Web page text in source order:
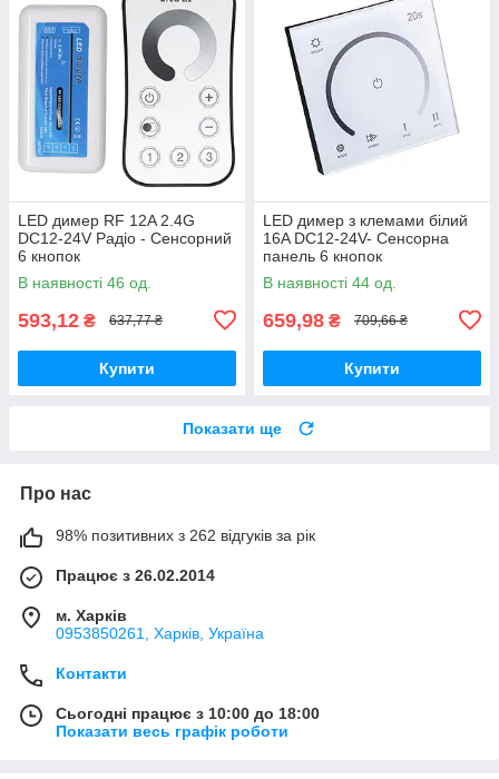
LED димер RF 12A 2.4G
DC12-24V Радіо - Сенсорний
6 кнопок
В наявності 46 од.
593,12 ₴ 637,77 ₴
Купити
LED димер з клемами білий
16A DC12-24V- Сенсорна
панель 6 кнопок
В наявності 44 од.
659,98 ₴ 709,66 ₴
Купити
Показати ще
Про нас
98% позитивних з 262 відгуків за рік
Працює з 26.02.2014
м. Харків
0953850261, Харків, Україна
Контакти
Сьогодні працює з 10:00 до 18:00
Показати весь графік роботи